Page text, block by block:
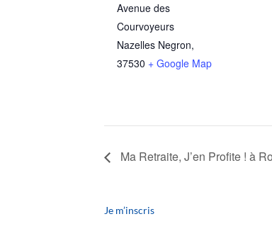
Avenue des
Courvoyeurs
Nazelles Negron,
37530 + Google Map
Ma Retraite, J’en Profite ! à
Je m’inscris